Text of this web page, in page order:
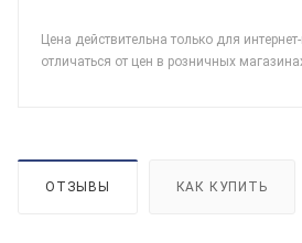
Цена действительна только для
отличаться от цен в розничных
ОТЗЫВЫ КАК КУПИТЬ